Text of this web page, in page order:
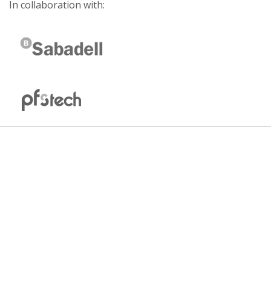
In collaboration with: